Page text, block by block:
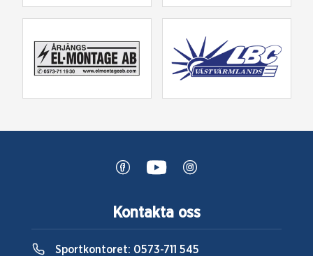
Kontakta oss
Sportkontoret: 0573-711 545